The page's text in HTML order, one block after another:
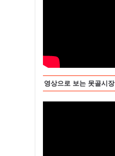
영상으로 보는 못골시장